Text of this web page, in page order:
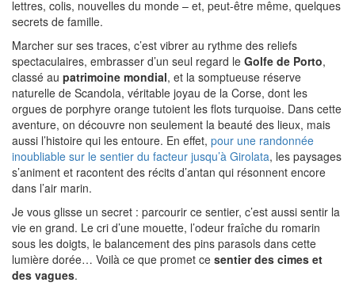
lettres, colis, nouvelles du monde – et, peut-être même, quelques
secrets de famille.
Marcher sur ses traces, c’est vibrer au rythme des reliefs
spectaculaires, embrasser d’un seul regard le Golfe de Porto,
classé au patrimoine mondial, et la somptueuse réserve
naturelle de Scandola, véritable joyau de la Corse, dont les
orgues de porphyre orange tutoient les flots turquoise. Dans cette
aventure, on découvre non seulement la beauté des lieux, mais
aussi l’histoire qui les entoure. En effet, pour une randonnée
inoubliable sur le sentier du facteur jusqu’à Girolata, les paysages
s’animent et racontent des récits d’antan qui résonnent encore
dans l’air marin.
Je vous glisse un secret : parcourir ce sentier, c’est aussi sentir la
vie en grand. Le cri d’une mouette, l’odeur fraîche du romarin
sous les doigts, le balancement des pins parasols dans cette
lumière dorée… Voilà ce que promet ce sentier des cimes et
des vagues.